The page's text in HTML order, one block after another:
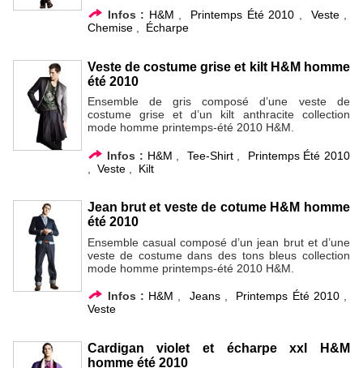
Infos : H&M , Printemps Été 2010 , Veste,
Chemise, Écharpe
Veste de costume grise et kilt H&M homme
été 2010
Ensemble de gris composé d’une veste de
costume grise et d’un kilt anthracite collection
mode homme printemps-été 2010 H&M.
Infos : H&M Tee-Shirt, Printemps Été 2010
Veste, Kilt
Jean brut et veste de cotume H&M homme
été 2010
Ensemble casual composé d’un jean brut et d’une
veste de costume dans des tons bleus collection
mode homme printemps-été 2010 H&M.
Infos : H&M , Jeans, Printemps Été 2010,
Veste
Cardigan violet et écharpe xxl H&M
homme été 2010